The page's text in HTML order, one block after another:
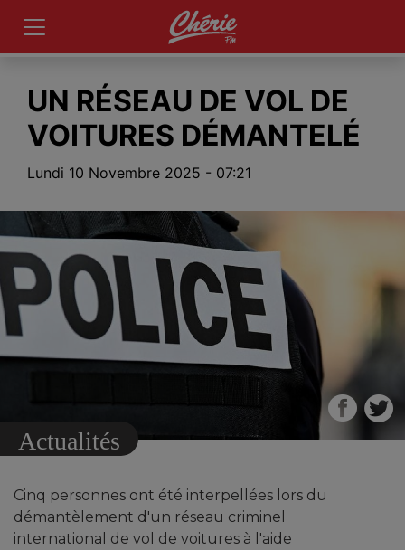
UN RÉSEAU DE VOL DE
VOITURES DÉMANTELÉ
Lundi 10 Novembre 2025 - 07:21
Actualités
Cinq personnes ont été interpellées lors du
démantèlement d'un réseau criminel
international de vol de voitures à l'aide